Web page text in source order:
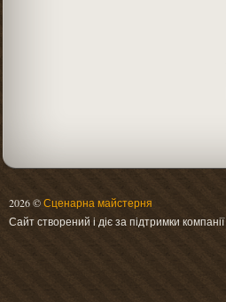
2026 ©Сценарна майстерня
Сайт створений і діє за підтримки компанії